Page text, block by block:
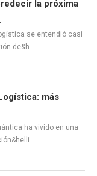
la próxima
se entendió casi
de&h
más
ha vivido en una